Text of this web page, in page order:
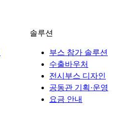
솔루션
부스 참가 솔루션
수출바우처
전시부스 디자인
공동관 기획·운영
요금 안내